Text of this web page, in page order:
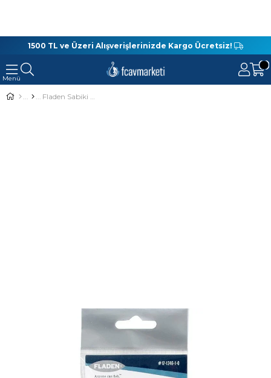
1500 TL ve Üzeri Alışverişlerinizde Kargo Ücretsiz!
Fladen Sabiki Herring Tinsel Yeşil Hazır Takım